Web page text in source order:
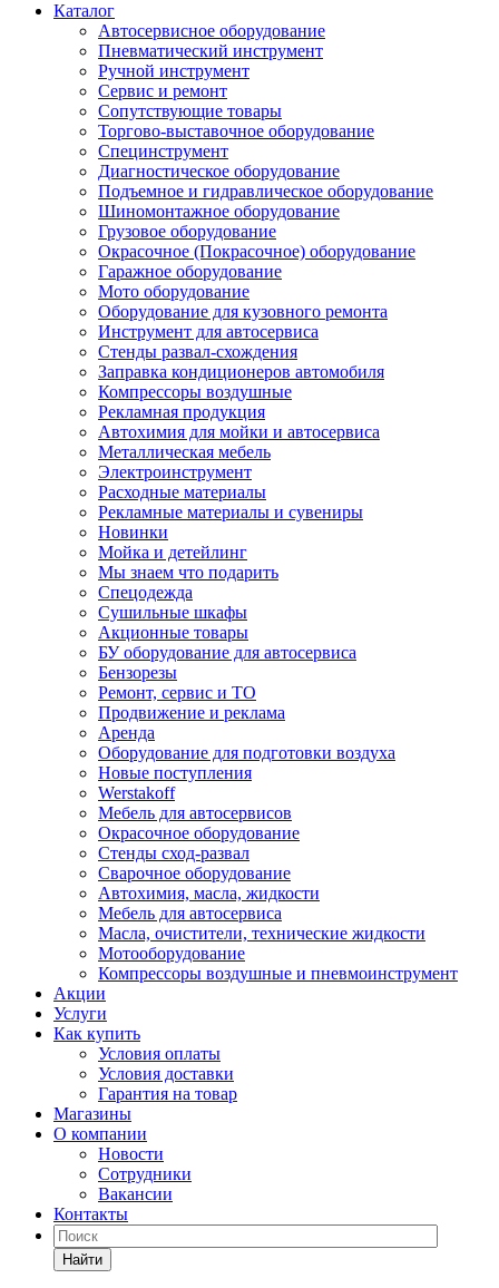
Каталог
Автосервисное оборудование
Пневматический инструмент
Ручной инструмент
Сервис и ремонт
Сопутствующие товары
Торгово-выставочное оборудование
Специнструмент
Диагностическое оборудование
Подъемное и гидравлическое оборудование
Шиномонтажное оборудование
Грузовое оборудование
Окрасочное (Покрасочное) оборудование
Гаражное оборудование
Мото оборудование
Оборудование для кузовного ремонта
Инструмент для автосервиса
Стенды развал-схождения
Заправка кондиционеров автомобиля
Компрессоры воздушные
Рекламная продукция
Автохимия для мойки и автосервиса
Металлическая мебель
Электроинструмент
Расходные материалы
Рекламные материалы и сувениры
Новинки
Мойка и детейлинг
Мы знаем что подарить
Спецодежда
Сушильные шкафы
Акционные товары
БУ оборудование для автосервиса
Бензорезы
Ремонт, сервис и ТО
Продвижение и реклама
Аренда
Оборудование для подготовки воздуха
Новые поступления
Werstakoff
Мебель для автосервисов
Окрасочное оборудование
Стенды сход-развал
Сварочное оборудование
Автохимия, масла, жидкости
Мебель для автосервиса
Масла, очистители, технические жидкости
Мотооборудование
Компрессоры воздушные и пневмоинструмент
Акции
Услуги
Как купить
Условия оплаты
Условия доставки
Гарантия на товар
Магазины
О компании
Новости
Сотрудники
Вакансии
Контакты
Найти